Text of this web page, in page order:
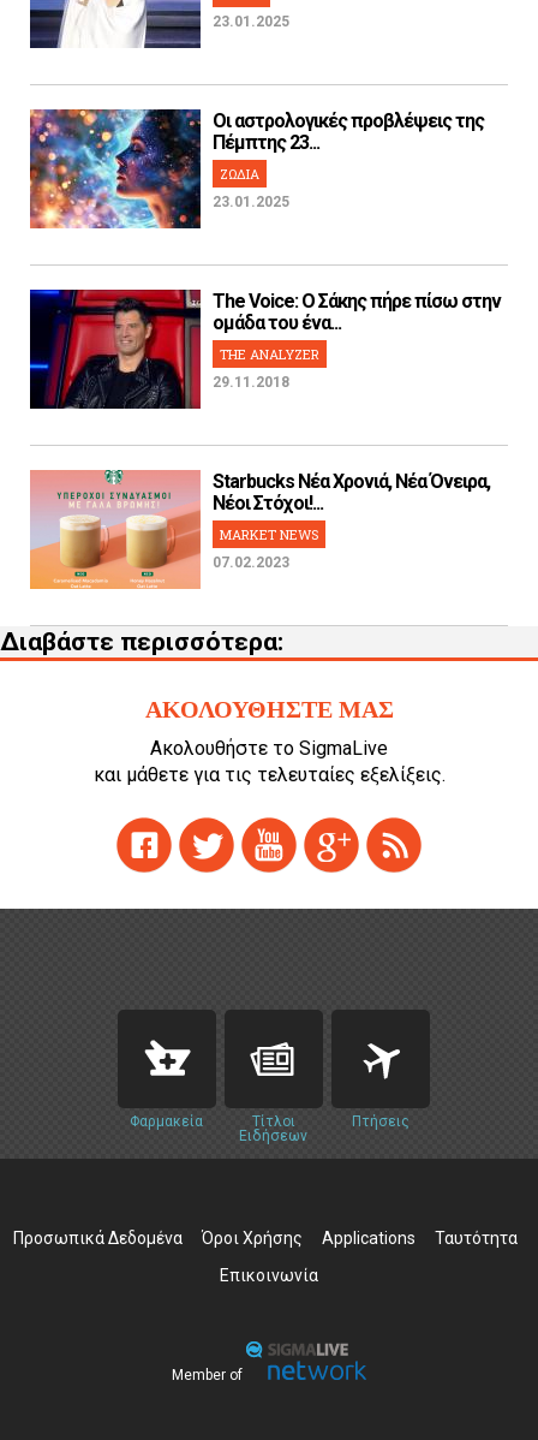
23.01.2025
Οι αστρολογικές προβλέψεις της
Πέμπτης 23...
ΖΩΔΙΑ
23.01.2025
The Voice: Ο Σάκης πήρε πίσω στην
ομάδα του ένα...
THE ANALYZER
29.11.2018
Starbucks Νέα Χρονιά, Νέα Όνειρα,
Νέοι Στόχοι!...
MARKET NEWS
07.02.2023
Διαβάστε περισσότερα:
ΑΚΟΛΟΥΘΗΣΤΕ ΜΑΣ
Ακολουθήστε το SigmaLive
και μάθετε για τις τελευταίες εξελίξεις.
Φαρμακεία
Τίτλοι
Ειδήσεων
Πτήσεις
Προσωπικά Δεδομένα Όροι Χρήσης Applications
Ταυτότητα
Επικοινωνία
Member of